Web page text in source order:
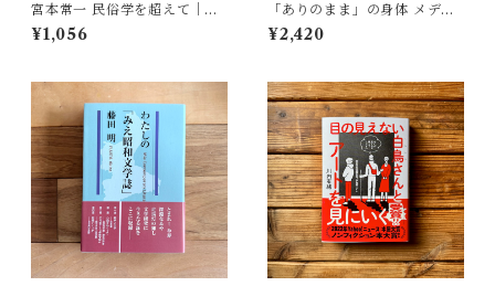
宮本常一 民俗学を超えて｜木
村 哲也
¥1,056
「ありのまま」の身体 メディ
アが描く私の見た目 | 藤嶋 陽
子(著)
¥2,420